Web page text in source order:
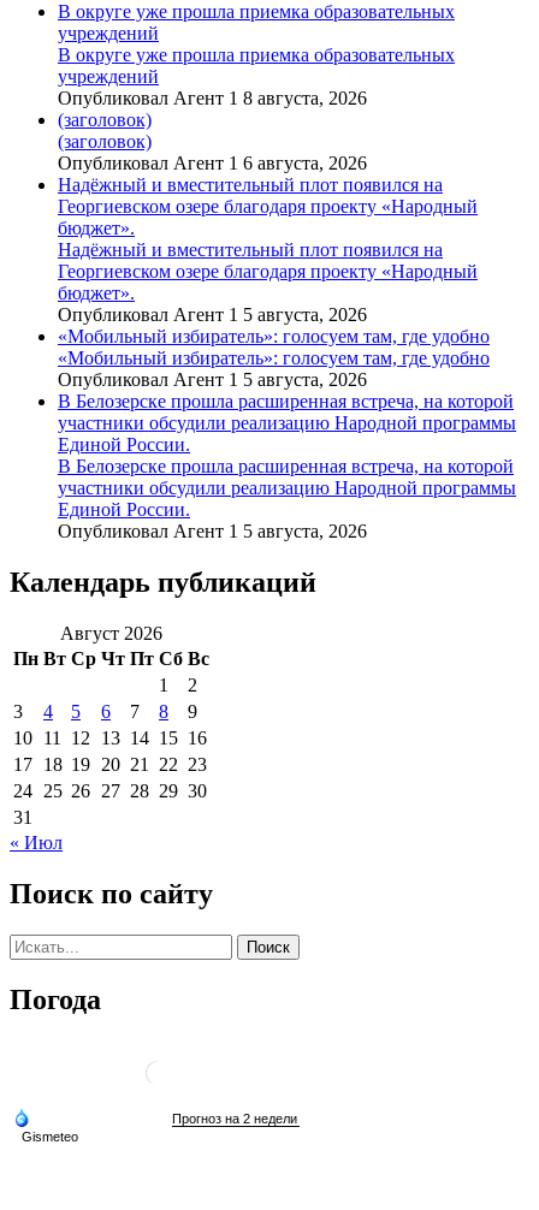
В округе уже прошла приемка образовательных
учреждений
В округе уже прошла приемка образовательных
учреждений
Опубликовал Агент 1 8 августа, 2026
(заголовок)
(заголовок)
Опубликовал Агент 1 6 августа, 2026
Надёжный и вместительный плот появился на
Георгиевском озере благодаря проекту «Народный
бюджет».
Надёжный и вместительный плот появился на
Георгиевском озере благодаря проекту «Народный
бюджет».
Опубликовал Агент 1 5 августа, 2026
«Мобильный избиратель»: голосуем там, где удобно
«Мобильный избиратель»: голосуем там, где удобно
Опубликовал Агент 1 5 августа, 2026
В Белозерске прошла расширенная встреча, на которой
участники обсудили реализацию Народной программы
Единой России.
В Белозерске прошла расширенная встреча, на которой
участники обсудили реализацию Народной программы
Единой России.
Опубликовал Агент 1 5 августа, 2026
Календарь публикаций
Август 2026
Пн Вт Ср Чт Пт Сб Вс
1
2
3
4 5 6 7 8
9
10 11 12 13 14 15 16
17 18 19 20 21 22 23
24 25 26 27 28 29 30
31
« Июл
Поиск по сайту
Погода